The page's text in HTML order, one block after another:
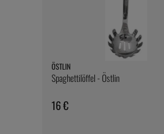
ÖSTLIN
Spaghettilöffel - Östlin
16 €